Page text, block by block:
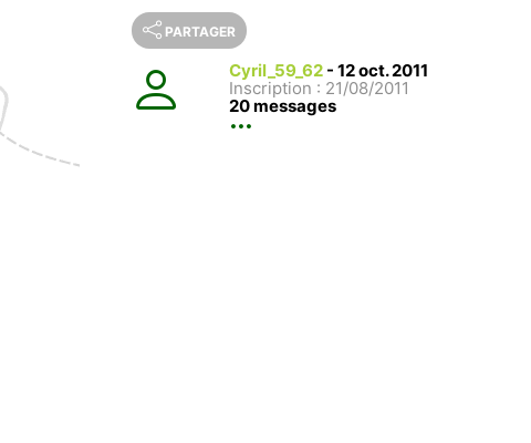
PARTAGER
Cyril_59_62 - 12 oct. 2011
Inscription : 21/08/2011
20 messages